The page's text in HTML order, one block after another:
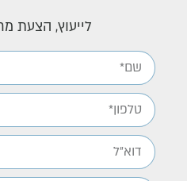
לייעוץ, הצעת